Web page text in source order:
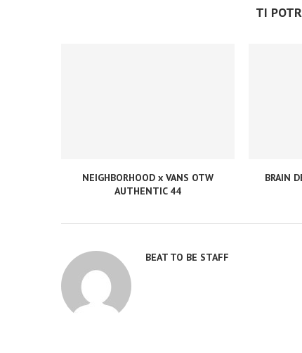
TI
NEIGHBORHOOD x VANS OTW
AUTHENTIC 44
BRAIN
BEAT TO BE STAFF